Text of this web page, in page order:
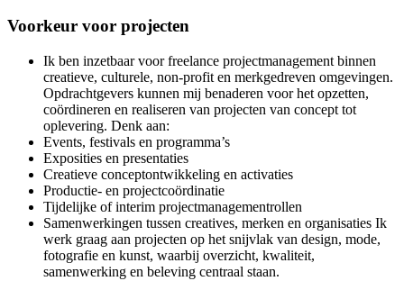
Voorkeur voor projecten
Ik ben inzetbaar voor freelance projectmanagement binnen
creatieve, culturele, non-profit en merkgedreven omgevingen.
Opdrachtgevers kunnen mij benaderen voor het opzetten,
coördineren en realiseren van projecten van concept tot
oplevering. Denk aan:
Events, festivals en programma’s
Exposities en presentaties
Creatieve conceptontwikkeling en activaties
Productie- en projectcoördinatie
Tijdelijke of interim projectmanagementrollen
Samenwerkingen tussen creatives, merken en organisaties Ik
werk graag aan projecten op het snijvlak van design, mode,
fotografie en kunst, waarbij overzicht, kwaliteit,
samenwerking en beleving centraal staan.